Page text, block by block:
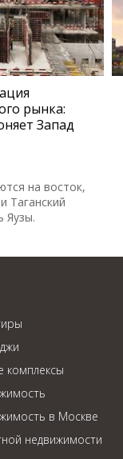
рынка:
Запад
на восток,
Таганский
Яузы.
комплексы
в Москве
недвижимости